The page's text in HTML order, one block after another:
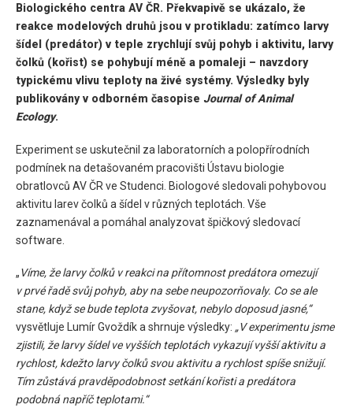
Biologického centra AV ČR. Překvapivě se ukázalo, že
reakce modelových druhů jsou v protikladu: zatímco larvy
šídel (predátor) v teple zrychlují svůj pohyb i aktivitu, larvy
čolků (kořist) se pohybují méně a pomaleji – navzdory
typickému vlivu teploty na živé systémy. Výsledky byly
publikovány v odborném časopise Journal of Animal
Ecology.
Experiment se uskutečnil za laboratorních a polopřírodních
podmínek na detašovaném pracovišti Ústavu biologie
obratlovců AV ČR ve Studenci. Biologové sledovali pohybovou
aktivitu larev čolků a šídel v různých teplotách. Vše
zaznamenával a pomáhal analyzovat špičkový sledovací
software.
„Víme, že larvy čolků v reakci na přítomnost predátora omezují
v prvé řadě svůj pohyb, aby na sebe neupozorňovaly. Co se ale
stane, když se bude teplota zvyšovat, nebylo doposud jasné,“
vysvětluje Lumír Gvoždík a shrnuje výsledky: „V experimentu jsme
zjistili, že larvy šídel ve vyšších teplotách vykazují vyšší aktivitu a
rychlost, kdežto larvy čolků svou aktivitu a rychlost spíše snižují.
Tím zůstává pravděpodobnost setkání kořisti a predátora
podobná napříč teplotami.“